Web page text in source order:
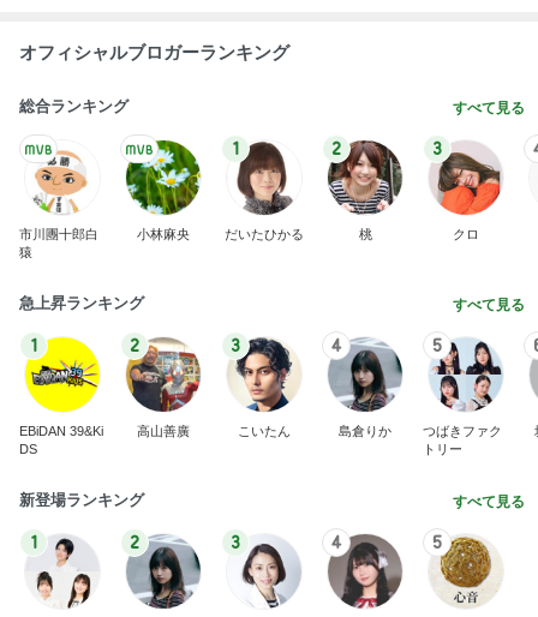
オフィシャルブロガーランキング
総合ランキング すべて見る
市川團十郎白
猿
小林麻央
1
だいたひかる
2
桃
3
クロ
急上昇ランキング すべて見る
1
EBiDAN 39&Ki
DS
2
高山善廣
3
こいたん
4
島倉りか
5
つばきファク
トリー
新登場ランキング すべて見る
1 2 3 4 5